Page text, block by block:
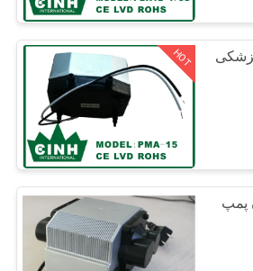
هوا
HOT
پمپ